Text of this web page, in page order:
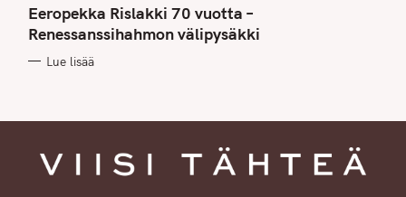
T
E
G
O
I
Eeropekka Rislakki 70 vuotta –
Renessanssihahmon välipysäkki
Lue lisää